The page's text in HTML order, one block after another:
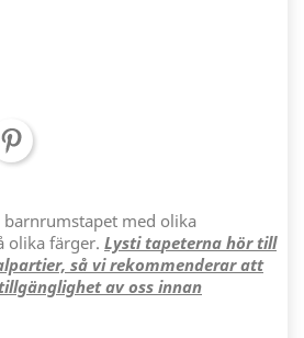
med olika
olika färger. Lystitapeterna hör till
så vi rekommenderar att
av oss innan